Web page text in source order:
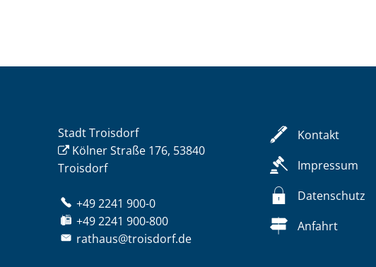
Stadt Troisdorf
Kölner Straße 176, 53840
Troisdorf
+49 2241 900-0
+49 2241 900-800
rathaus@troisdorf.de
Kontakt
Impressum
Datenschutz
Anfahrt